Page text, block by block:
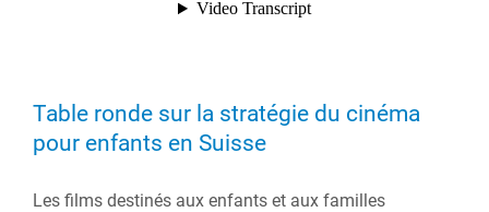
Table ronde sur la stratégie du cinéma
pour enfants en Suisse
Les films destinés aux enfants et aux familles